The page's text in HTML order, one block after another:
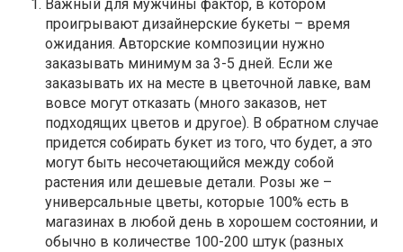
Важный для мужчины фактор, в котором
проигрывают дизайнерские букеты – время
ожидания. Авторские композиции нужно
заказывать минимум за 3-5 дней. Если же
заказывать их на месте в цветочной лавке, вам
вовсе могут отказать (много заказов, нет
подходящих цветов и другое). В обратном случае
придется собирать букет из того, что будет, а это
могут быть несочетающийся между собой
растения или дешевые детали. Розы же –
универсальные цветы, которые 100% есть в
магазинах в любой день в хорошем состоянии, и
обычно в количестве 100-200 штук (разных